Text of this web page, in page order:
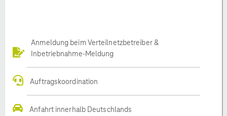
Anmeldung beim Verteilnetzbetreiber &
Inbetriebnahme-Meldung
Auftragskoordination
Anfahrt innerhalb Deutschlands